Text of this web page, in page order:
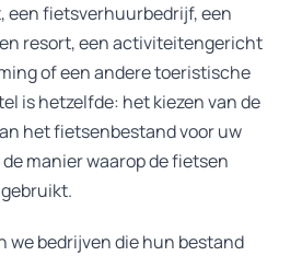
een fietsverhuurbedrijf, een
resort, een activiteitengericht
of een andere toeristische
is hetzelfde: het kiezen van de
het fietsenbestand voor uw
manier waarop de fietsen
we bedrijven die hun bestand